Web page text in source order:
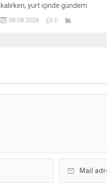
kalırken, yurt içinde gündem
08.08.2026 0